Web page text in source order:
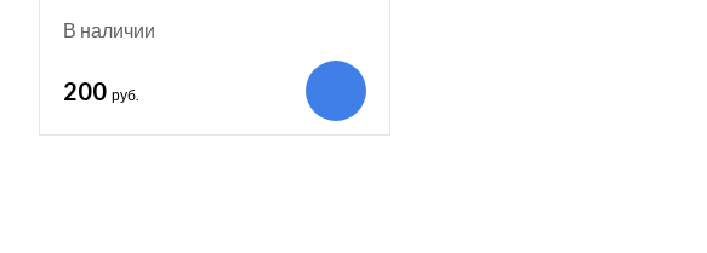
В наличии
200 руб.